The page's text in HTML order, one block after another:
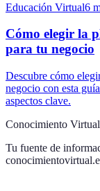
Educación Virtual6
Cómo elegir la
para tu negocio
Descubre cómo
negocio con esta
aspectos clave.
Conocimiento Virtual
Tu fuente de